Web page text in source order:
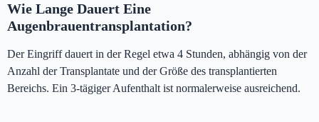
Wie Lange Dauert Eine
Augenbrauentransplantation?
Der Eingriff dauert in der Regel etwa 4 Stunden, abhängig von der
Anzahl der Transplantate und der Größe des transplantierten
Bereichs. Ein 3-tägiger Aufenthalt ist normalerweise ausreichend.